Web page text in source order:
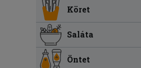
Köret
Saláta
Öntet